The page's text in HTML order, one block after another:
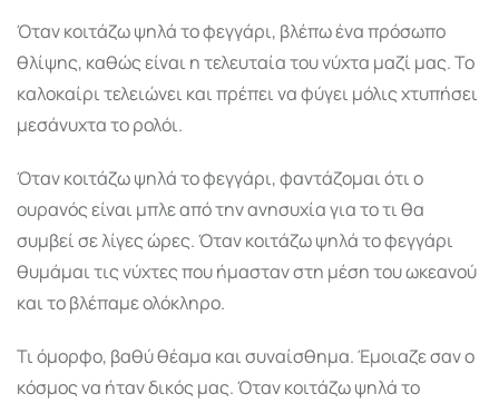
Όταν κοιτάζω ψηλά το φεγγάρι, βλέπω ένα πρόσωπο
θλίψης, καθώς είναι η τελευταία του νύχτα μαζί μας. Το
καλοκαίρι τελειώνει και πρέπει να φύγει μόλις χτυπήσει
μεσάνυχτα το ρολόι.
Όταν κοιτάζω ψηλά το φεγγάρι, φαντάζομαι ότι ο
ουρανός είναι μπλε από την ανησυχία για το τι θα
συμβεί σε λίγες ώρες. Όταν κοιτάζω ψηλά το φεγγάρι
θυμάμαι τις νύχτες που ήμασταν στη μέση του ωκεανού
και το βλέπαμε ολόκληρο.
Τι όμορφο, βαθύ θέαμα και συναίσθημα. Έμοιαζε σαν ο
κόσμος να ήταν δικός μας. Όταν κοιτάζω ψηλά το